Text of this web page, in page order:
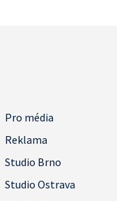
Pro média
Reklama
Studio Brno
Studio Ostrava